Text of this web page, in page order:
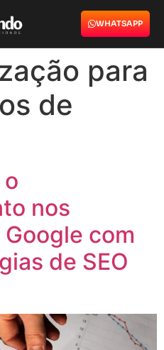
WHATSAPP
para
de
nos
com
de SEO